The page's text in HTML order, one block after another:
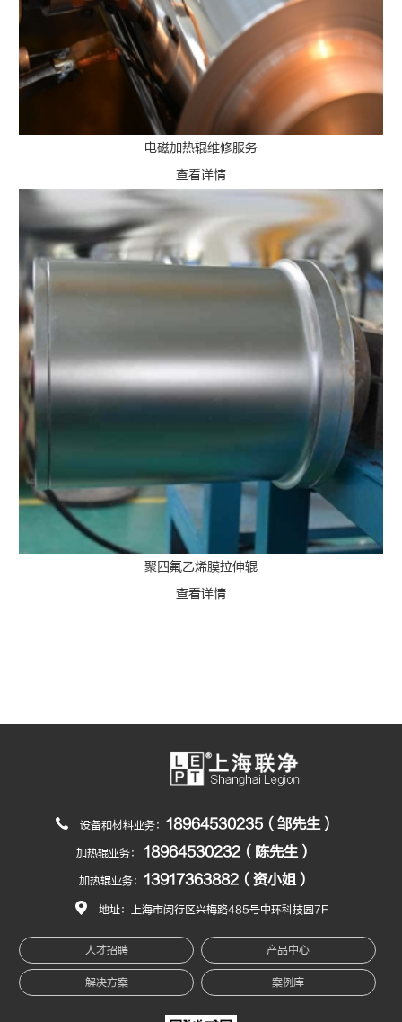
电磁加热辊维修服务
查看详情
聚四氟乙烯膜拉伸辊
查看详情
设备和材料业务： 18964530235（邹先生）
加热辊业务： 18964530232（陈先生）
加热辊业务： 13917363882（资小姐）
地址：上海市闵行区兴梅路485号中环科技园7F
人才招聘 产品中心
解决方案 案例库